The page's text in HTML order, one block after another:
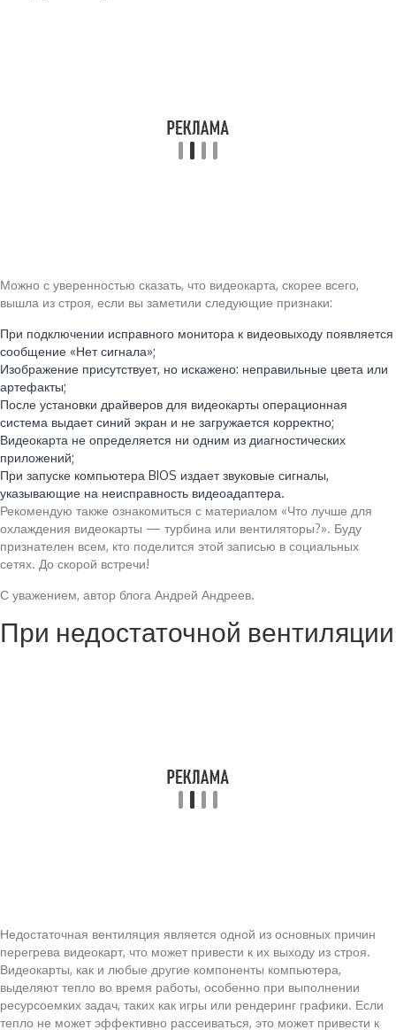
Можно с уверенностью сказать, что видеокарта, скорее всего,
вышла из строя, если вы заметили следующие признаки:
При подключении исправного монитора к видеовыходу появляется
сообщение «Нет сигнала»;
Изображение присутствует, но искажено: неправильные цвета или
артефакты;
После установки драйверов для видеокарты операционная
система выдает синий экран и не загружается корректно;
Видеокарта не определяется ни одним из диагностических
приложений;
При запуске компьютера BIOS издает звуковые сигналы,
указывающие на неисправность видеоадаптера.
Рекомендую также ознакомиться с материалом «Что лучше для
охлаждения видеокарты — турбина или вентиляторы?». Буду
признателен всем, кто поделится этой записью в социальных
сетях. До скорой встречи!
С уважением, автор блога Андрей Андреев.
При недостаточной вентиляции
Недостаточная вентиляция является одной из основных причин
перегрева видеокарт, что может привести к их выходу из строя.
Видеокарты, как и любые другие компоненты компьютера,
выделяют тепло во время работы, особенно при выполнении
ресурсоемких задач, таких как игры или рендеринг графики. Если
тепло не может эффективно рассеиваться, это может привести к